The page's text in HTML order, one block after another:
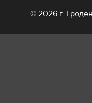
© 2026 г.